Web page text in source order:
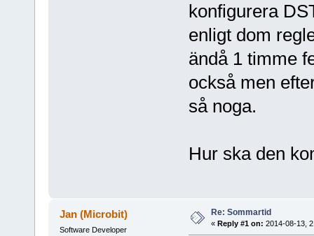
konfigurera
enligt dom
ändå 1 timme
också men
så noga.
Hur ska den
Jan (Microbit)
Software Developer
Re: Sommartid
« Reply #1 on: 2014-08-13,